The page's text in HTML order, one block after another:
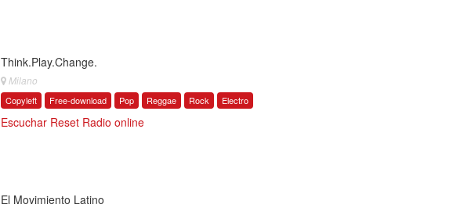
Think.Play.Change.
Milano
Copyleft Free-download Pop Reggae Rock Electro
Escuchar Reset Radio online
El Movimiento Latino